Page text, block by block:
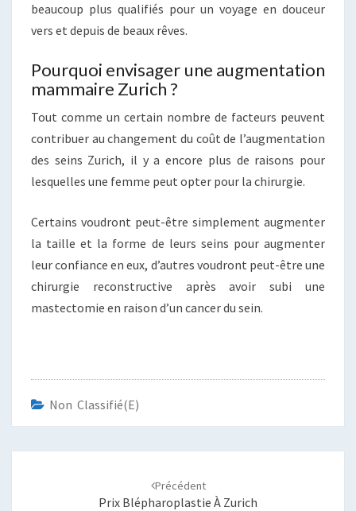
beaucoup plus qualifiés pour un voyage en douceur
vers et depuis de beaux rêves.
Pourquoi envisager une augmentation
mammaire Zurich ?
Tout comme un certain nombre de facteurs peuvent
contribuer au changement du coût de l’augmentation
des seins Zurich, il y a encore plus de raisons pour
lesquelles une femme peut opter pour la chirurgie.
Certains voudront peut-être simplement augmenter
la taille et la forme de leurs seins pour augmenter
leur confiance en eux, d’autres voudront peut-être une
chirurgie reconstructive après avoir subi une
mastectomie en raison d’un cancer du sein.
Non Classifié(e)
Précédent
Prix Blépharoplastie À Zurich